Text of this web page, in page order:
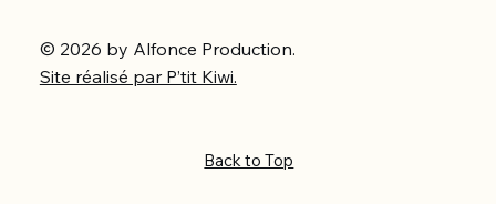
Back to Top
© 2026 by Alfonce Production.
Site réalisé par P’tit Kiwi.